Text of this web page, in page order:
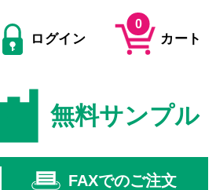
ログイン
0
カート
無料サンプル
FAXでのご注文